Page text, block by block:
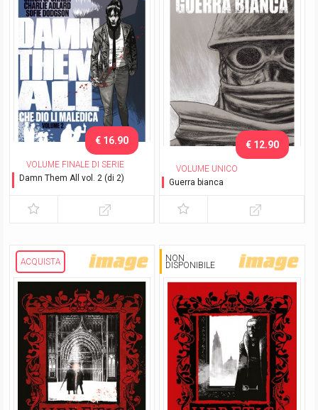
VOLUME FINALE DI SERIE
Damn Them All vol. 2 (di 2)
€ 16.90
VOLUME UNICO
Guerra bianca
€ 12.90
ACQUISTA NON
DISPONIBILE